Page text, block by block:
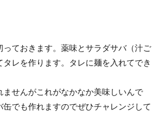
っておきます。薬味とサラダサバ（汁ご
タレを作ります。タレに麺を入れてでき
ませんがこれがなかなか美味しいんで
でも作れますのでぜひチャレンジして